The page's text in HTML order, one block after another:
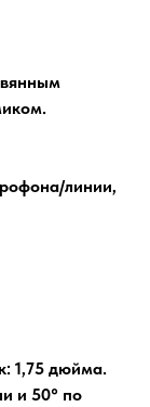
линии,
1,75 дюйма.
и 50° по